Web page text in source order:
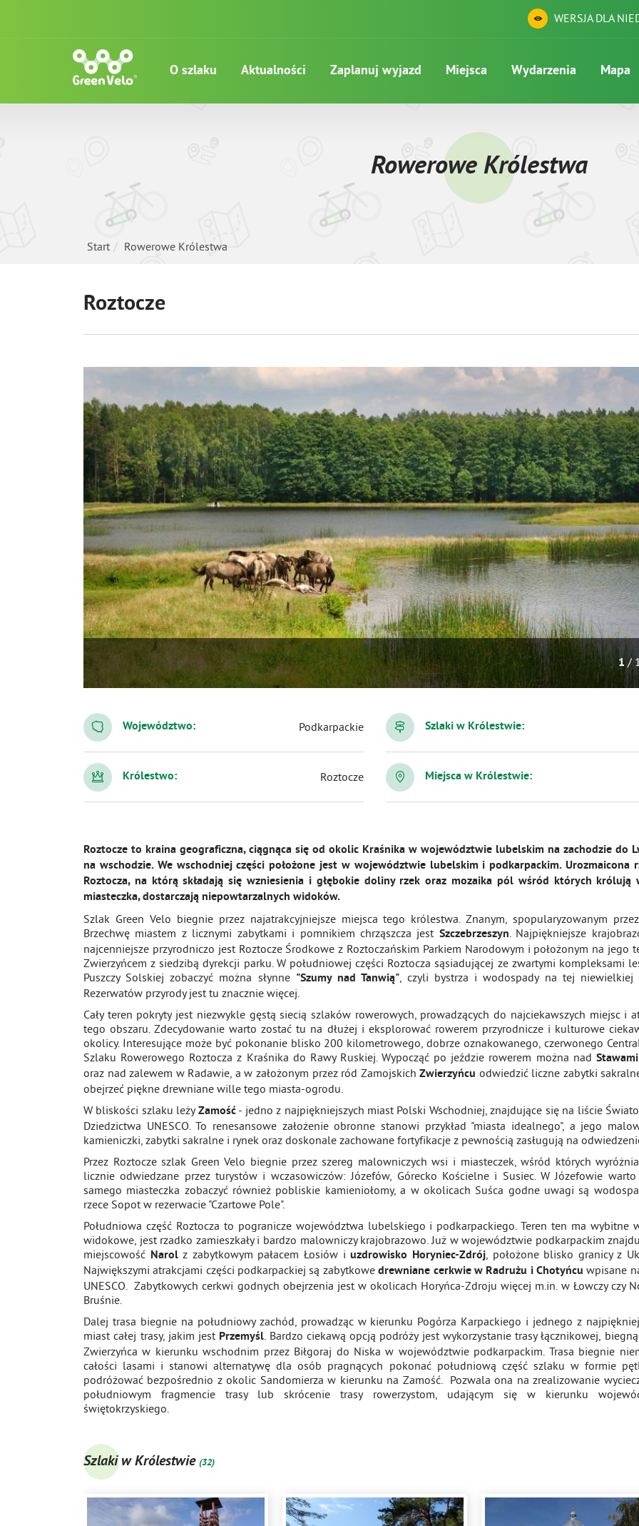
WERSJA DLA
O szlaku Aktualności Zaplanuj wyjazd Miejsca Wydarzenia Mapa
Rowerowe Królestwa
Start Rowerowe Królestwa
Roztocze
1/
Województwo: Podkarpackie
Królestwo: Roztocze
Szlaki w Królestwie:
Miejsca w Królestwie:
Roztocze to kraina geograficzna, ciągnąca się od okolic Kraśnika w województwie lubelskim na zachodzie do
na wschodzie. We wschodniej części położone jest w województwie lubelskim i podkarpackim. Urozmaicona
Roztocza, na którą składają się wzniesienia i głębokie doliny rzek oraz mozaika pól wśród których królują
miasteczka, dostarczają niepowtarzalnych widoków.
Szlak Green Velo biegnie przez najatrakcyjniejsze miejsca tego królestwa. Znanym, spopularyzowanym
Brzechwę miastem z licznymi zabytkami i pomnikiem chrząszcza jest Szczebrzeszyn. Najpiękniejsze
najcenniejsze przyrodniczo jest Roztocze Środkowe z Roztoczańskim Parkiem Narodowym i położonym na jego
Zwierzyńcem z siedzibą dyrekcji parku. W południowej części Roztocza sąsiadującej ze zwartymi kompleksami
Puszczy Solskiej zobaczyć można słynne "Szumy nad Tanwią", czyli bystrza i wodospady na tej niewielkiej
Rezerwatów przyrody jest tu znacznie więcej.
Cały teren pokryty jest niezwykle gęstą siecią szlaków rowerowych, prowadzących do najciekawszych miejsc i
tego obszaru. Zdecydowanie warto zostać tu na dłużej i eksplorować rowerem przyrodnicze i kulturowe
okolicy. Interesujące może być pokonanie blisko 200 kilometrowego, dobrze oznakowanego, czerwonego
Szlaku Rowerowego Roztocza z Kraśnika do Rawy Ruskiej. Wypocząć po jeździe rowerem można nad
oraz nad zalewem w Radawie, a w założonym przez ród ZamojskichZwierzyńcu odwiedzić liczne zabytki
obejrzeć piękne drewniane wille tego miasta-ogrodu.
W bliskości szlaku leżyZamość- jedno z najpiękniejszych miast Polski Wschodniej, znajdujące się na liście
Dziedzictwa UNESCO. To renesansowe założenie obronne stanowi przykład "miasta idealnego", a jego
kamieniczki, zabytki sakralne i rynek oraz doskonale zachowane fortyfikacje z pewnością zasługują na
Przez Roztocze szlak Green Velo biegnie przez szereg malowniczych wsi i miasteczek, wśród których
licznie odwiedzane przez turystów i wczasowiczów: Józefów, Górecko Kościelne i Susiec. W Józefowie
samego miasteczka zobaczyć również pobliskie kamieniołomy, a w okolicach Suśca godne uwagi są
rzece Sopot w rezerwacie "Czartowe Pole".
Południowa część Roztocza to pogranicze województwa lubelskiego i podkarpackiego. Teren ten ma wybitne
widokowe, jest rzadko zamieszkały i bardzo malowniczy krajobrazowo. Już w województwie podkarpackim
miejscowość Narolz zabytkowym pałacem Łosiów iuzdrowisko Horyniec-Zdrój, położone blisko granicy z
Największymi atrakcjami części podkarpackiej są zabytkowedrewniane cerkwie w Radrużu i Chotyńcu wpisane
UNESCO. Zabytkowych cerkwi godnych obejrzenia jest w okolicach Horyńca-Zdroju więcej m.in. w Łowczy czy
Bruśnie.
Dalej trasa biegnie na południowy zachód, prowadząc w kierunku Pogórza Karpackiego i jednego z
miast całej trasy, jakim jest Przemyśl. Bardzo ciekawą opcją podróży jest wykorzystanie trasy łącznikowej,
Zwierzyńca w kierunku wschodnim przez Biłgoraj do Niska w województwie podkarpackim. Trasa biegnie
całości lasami i stanowi alternatywę dla osób pragnących pokonać południową część szlaku w formie
podróżować bezpośrednio z okolic Sandomierza w kierunku na Zamość. Pozwala ona na zrealizowanie
południowym fragmencie trasy lub skrócenie trasy rowerzystom, udającym się w kierunku
świętokrzyskiego.
Szlaki w Królestwie (32)